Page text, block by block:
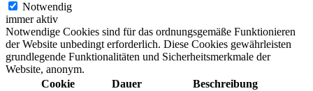
Notwendig
immer aktiv
Notwendige Cookies sind für das ordnungsgemäße Funktionieren
der Website unbedingt erforderlich. Diese Cookies gewährleisten
grundlegende Funktionalitäten und Sicherheitsmerkmale der
Website, anonym.
Cookie
Dauer Beschreibung